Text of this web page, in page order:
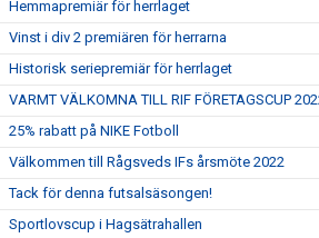
Hemmapremiär för herrlaget
Vinst i div 2 premiären för herrarna
Historisk seriepremiär för herrlaget
VARMT VÄLKOMNA TILL RIF FÖRETAGSCUP
25% rabatt på NIKE Fotboll
Välkommen till Rågsveds IFs årsmöte 2022
Tack för denna futsalsäsongen!
Sportlovscup i Hagsätrahallen